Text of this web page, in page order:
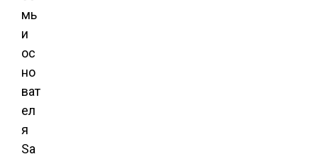
мь
и
ос
но
ват
ел
я
Sa